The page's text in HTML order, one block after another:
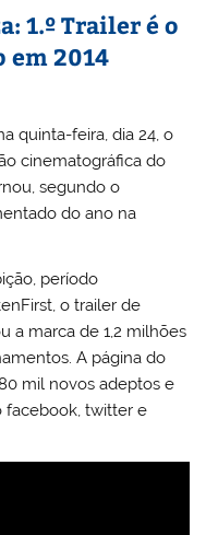
1.º Trailer é o
em 2014
quinta-feira, dia 24, o
cinematográfica do
segundo o
do ano na
período
o trailer de
a marca de 1,2 milhões
A página do
mil novos adeptos e
facebook, twitter e